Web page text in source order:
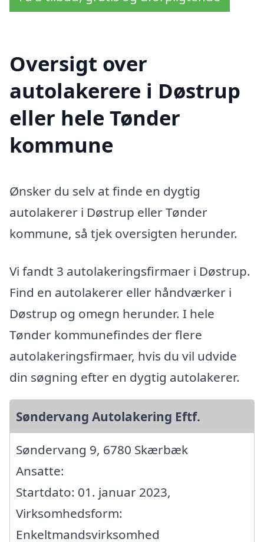
Oversigt over
autolakerere i Døstrup
eller hele Tønder
kommune
Ønsker du selv at finde en dygtig
autolakerer i Døstrup eller Tønder
kommune, så tjek oversigten herunder.
Vi fandt 3 autolakeringsfirmaer i Døstrup.
Find en autolakerer eller håndværker i
Døstrup og omegn herunder. I hele
Tønder kommunefindes der flere
autolakeringsfirmaer, hvis du vil udvide
din søgning efter en dygtig autolakerer.
Søndervang Autolakering Eftf.
Søndervang 9, 6780 Skærbæk
Ansatte:
Startdato: 01. januar 2023,
Virksomhedsform:
Enkeltmandsvirksomhed